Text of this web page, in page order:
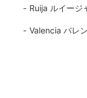
Ruija ルイージ
Valencia バレ